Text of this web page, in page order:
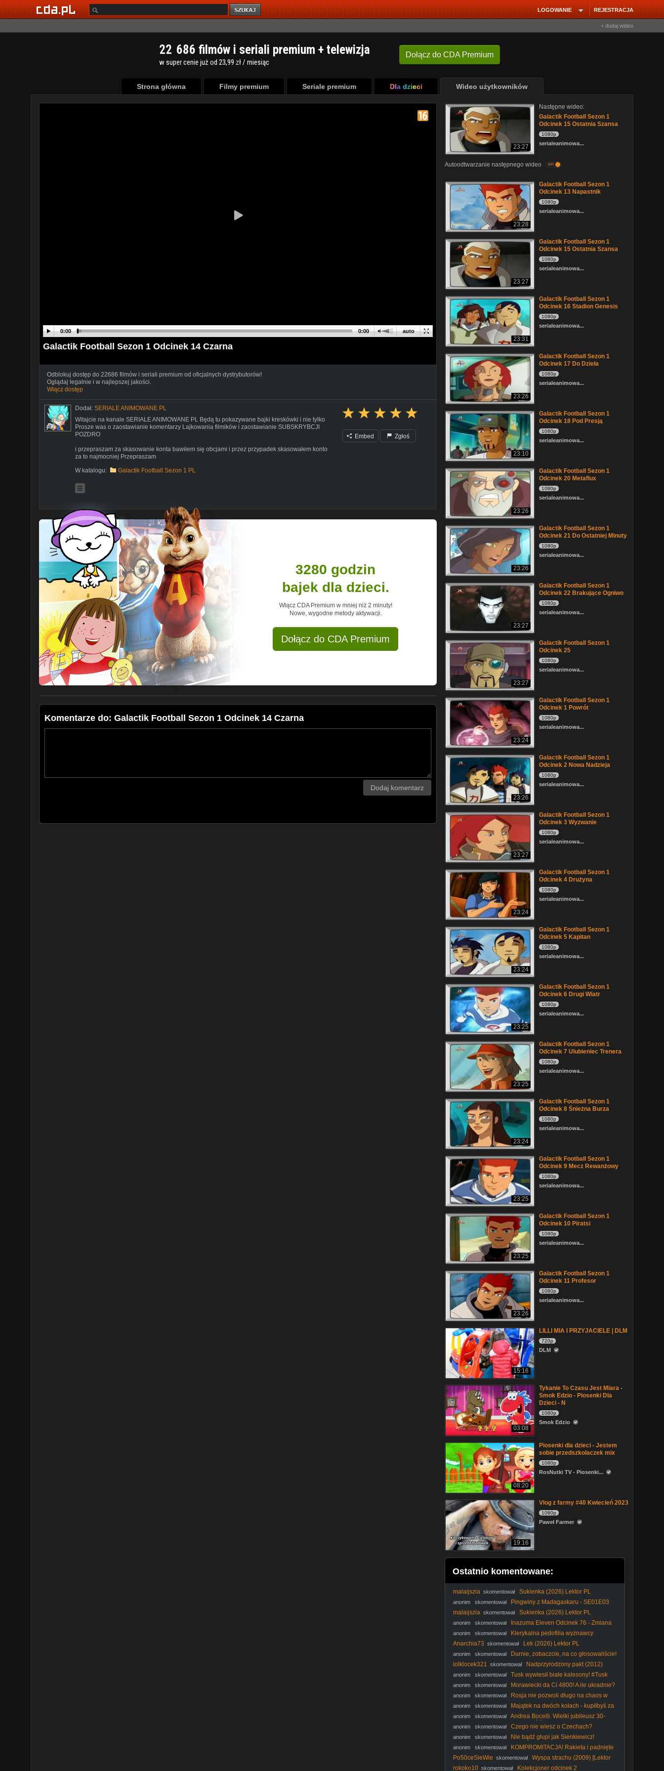
REJESTRACJA
LOGOWANIE
+ dodaj wideo
Dołącz do CDA Premium
22 686 filmów i seriali premium + telewizja
w super cenie już od 23,99 zł / miesiąc
Strona główna Filmy premium Seriale premium Dla dzieci Wideo użytkowników
auto
0:00 0:00
Galactik Football Sezon 1 Odcinek 14 Czarna
Odblokuj dostęp do 22686 filmów i seriali premium od oficjalnych dystrybutorów!
Oglądaj legalnie i w najlepszej jakości.
Włącz dostęp
Dodał: SERIALE ANIMOWANE PL
Witajcie na kanale SERIALE ANIMOWANE PL Będą tu pokazywane bajki kreskówki i nie tylko
Prosze was o zaostawianie komentarzy Lajkowania filmików i zaostawianie SUBSKRYBCJI
POZDRO
i przepraszam za skasowanie konta bawiłem się obcjami i przez przypadek skasowałem konto
za to najmocniej Przepraszam
W katalogu:
Galactik Football Sezon 1 PL
Embed Zgłoś
3280 godzin
bajek dla dzieci.
Włącz CDA Premium w mniej niż 2 minuty!
Nowe, wygodne metody aktywacji.
Dołącz do CDA Premium
Komentarze do: Galactik Football Sezon 1 Odcinek 14 Czarna
Dodaj komentarz
23:27
Następne wideo:
Galactik Football Sezon 1
Odcinek 15 Ostatnia Szansa
1080p
serialeanimowa...
Autoodtwarzanie następnego wideo on
23:28
Galactik Football Sezon 1
Odcinek 13 Napastnik
1080p
serialeanimowa...
23:27
Galactik Football Sezon 1
Odcinek 15 Ostatnia Szansa
1080p
serialeanimowa...
23:31
Galactik Football Sezon 1
Odcinek 16 Stadion Genesis
1080p
serialeanimowa...
23:26
Galactik Football Sezon 1
Odcinek 17 Do Dzieła
1080p
serialeanimowa...
23:10
Galactik Football Sezon 1
Odcinek 18 Pod Presją
1080p
serialeanimowa...
23:26
Galactik Football Sezon 1
Odcinek 20 Metaflux
1080p
serialeanimowa...
23:26
Galactik Football Sezon 1
Odcinek 21 Do Ostatniej Minuty
1080p
serialeanimowa...
23:27
Galactik Football Sezon 1
Odcinek 22 Brakujące Ogniwo
1080p
serialeanimowa...
23:27
Galactik Football Sezon 1
Odcinek 25
1080p
serialeanimowa...
23:24
Galactik Football Sezon 1
Odcinek 1 Powrót
1080p
serialeanimowa...
23:26
Galactik Football Sezon 1
Odcinek 2 Nowa Nadzieja
1080p
serialeanimowa...
23:27
Galactik Football Sezon 1
Odcinek 3 Wyzwanie
1080p
serialeanimowa...
23:24
Galactik Football Sezon 1
Odcinek 4 Drużyna
1080p
serialeanimowa...
23:24
Galactik Football Sezon 1
Odcinek 5 Kapitan
1080p
serialeanimowa...
23:25
Galactik Football Sezon 1
Odcinek 6 Drugi Wiatr
1080p
serialeanimowa...
23:25
Galactik Football Sezon 1
Odcinek 7 Ulubieniec Trenera
1080p
serialeanimowa...
23:24
Galactik Football Sezon 1
Odcinek 8 Śnieżna Burza
1080p
serialeanimowa...
23:25
Galactik Football Sezon 1
Odcinek 9 Mecz Rewanżowy
1080p
serialeanimowa...
23:25
Galactik Football Sezon 1
Odcinek 10 Piratsi
1080p
serialeanimowa...
23:26
Galactik Football Sezon 1
Odcinek 11 Profesor
1080p
serialeanimowa...
15:16
LILLI MIA I PRZYJACIELE | DLM
720p
DLM
03:08
Tykanie To Czasu Jest Miara -
Smok Edzio - Piosenki Dla
Dzieci - N
1080p
Smok Edzio
08:20
Piosenki dla dzieci - Jestem
sobie przedszkolaczek mix
1080p
RosNutki TV - Piosenki...
19:16
Vlog z farmy #40 Kwiecień 2023
1080p
Paweł Farmer
Ostatnio komentowane:
malaijszia skomentował Sukienka (2026) Lektor PL
anonim skomentował
Pingwiny z Madagaskaru - SE01E03
Sąsiad Z Księżyca - Nawiedzone Zoo
malaijszia skomentował Sukienka (2026) Lektor PL
anonim skomentował
Inazuma Eleven Odcinek 76 - Zmiana
reprezentacji? (Polski Dubbing)
anonim skomentował
Klerykalna pedofilia wyznawcy
Molocha #kler #katolicyzm #Kościółkatolicki #katokomuna
Anarchia73 skomentował Lek (2026) Lektor PL
anonim skomentował
Durnie, zobaczcie, na co głosowaliście!
#Nawrocki #Batyr #protestanci #wybory2025 #polityka
lolklocek321 skomentował
Nadprzyrodzony pakt (2012)
Lektor PL
anonim skomentował
Tusk wywiesił białe kalesony! #Tusk
#Kaczyński #DwieWieże #umorzenie #prokuratura #polityka
anonim skomentował
Morawiecki da Ci 4800! A ile ukradnie?
#RozwójPlus #PiStoMafia #Kaczyński #Nawrocki #polityka
anonim skomentował
Rosja nie pozwoli długo na chaos w
Polsce! #Putin #Kaczyński #Rosja #PiS #Tusk #polityka
anonim skomentował
Majątek na dwóch kołach - kupiłbyś za
niego mieszkanie. Przedwojenne 4 cylindry
anonim skomentował Andrea Bocelli. Wielki jubileusz 30-
lecia występów (2024) - CAŁOŚĆ
anonim skomentował
Czego nie wiesz o Czechach?
#PomyślDziś odc. 2645
anonim skomentował
Nie bądź głupi jak Sienkiewicz!
#Polska #patriotyzm #polityka
anonim skomentował
KOMPROMITACJA! Rakieta i padnięte
serwery
Po50ceSieWie skomentował
Wysρa stгachu (2009) [Lektor
PL] - A Peгfect Getaway
rokoko10 skomentował Kolekcjoner odcinek 2